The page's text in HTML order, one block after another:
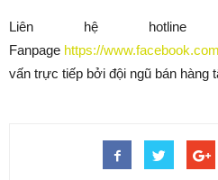
Liên hệ
Fanpage https://
vấn trực tiếp bởi đội ngũ bán hàng